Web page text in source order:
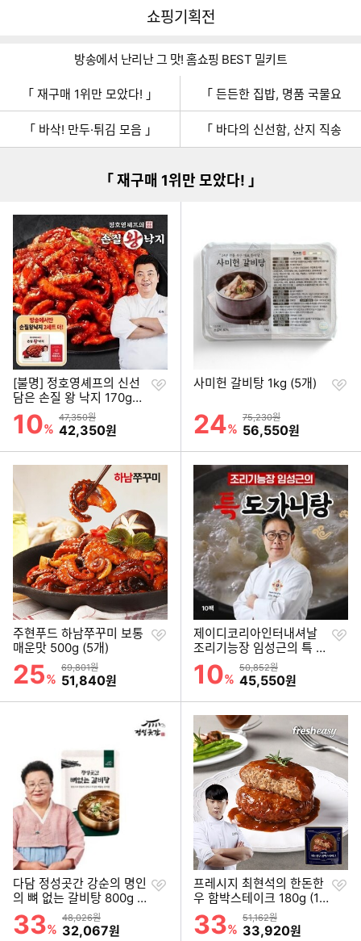
다나와
쇼핑기획전
방송에서 난리난 그 맛! 홈쇼핑 BEST 밀키트
「 재구매 1위만 모았다! 」 「 든든한 집밥, 명품 국물요
「 바삭! 만두·튀김 모음 」 「 바다의 신선함, 산지 직송
「 재구매 1위만 모았다! 」
[불명] 정호영셰프의 신선
담은 손질 왕 낙지 170g
+볶음소스 50g (11개)
할인률
10%
상품금액
47,350원
할인금액
42,350원
찜
사미헌 갈비탕 1kg (5개)
할인률
24%
상품금액
75,230원
할인금액
56,550원
찜
주현푸드 하남쭈꾸미 보통
매운맛 500g (5개)
할인률
25%
상품금액
69,801원
할인금액
51,840원
찜
제이디코리아인터내셔날
조리기능장 임성근의 특 도
가니탕 800g (10개)
할인률
10%
상품금액
50,852원
할인금액
45,550원
찜
다담 정성곳간 강순의 명인
의 뼈 없는 갈비탕 800g (8
개)
할인률
33%
상품금액
48,026원
할인금액
32,067원
찜
프레시지 최현석의 한돈한
우 함박스테이크 180g (10
개)
할인률
33%
상품금액
51,162원
할인금액
33,920원
찜